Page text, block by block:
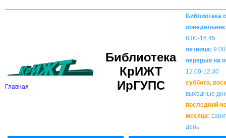
Версия для слабовидящих: Вкл Изображения:
Главная
Библиотека
КрИЖТ
ИрГУПС
Библиотека
понедельник
8.00-16.45
пятница:
перерыв на
12.00-12.30
суббота,
выходные
последний
месяца:
день